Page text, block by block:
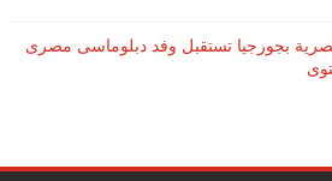
بجورجيا تستقبل وفد دبلوماسى مصرى